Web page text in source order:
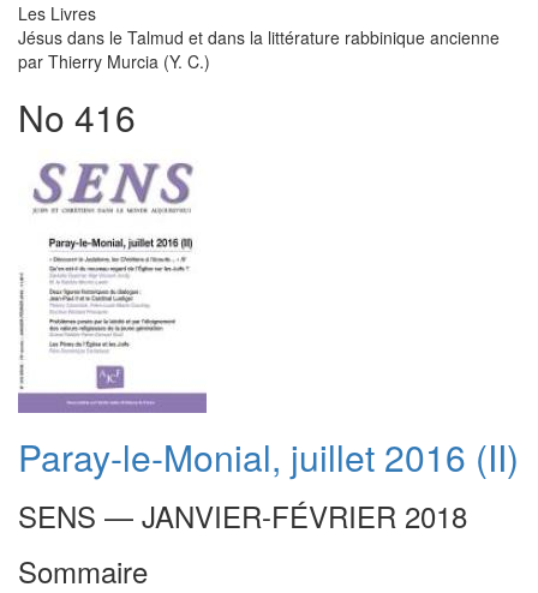
Les Livres
Jésus dans le Talmud et dans la littérature rabbinique ancienne
par Thierry Murcia (Y. C.)
No 416
Paray-le-Monial, juillet 2016 (II)
SENS — JANVIER-FÉVRIER 2018
Sommaire